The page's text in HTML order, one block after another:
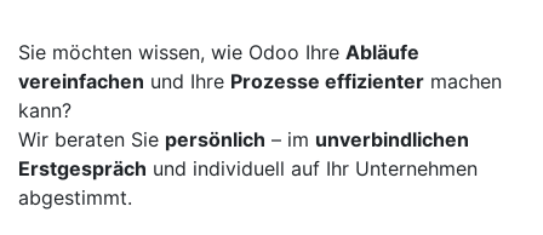
Sie möchten wissen, wie Odoo Ihre Abläufe
vereinfachen und Ihre Prozesse effizienter machen
kann?
Wir beraten Sie persönlich – im unverbindlichen
Erstgespräch und individuell auf Ihr Unternehmen
abgestimmt.